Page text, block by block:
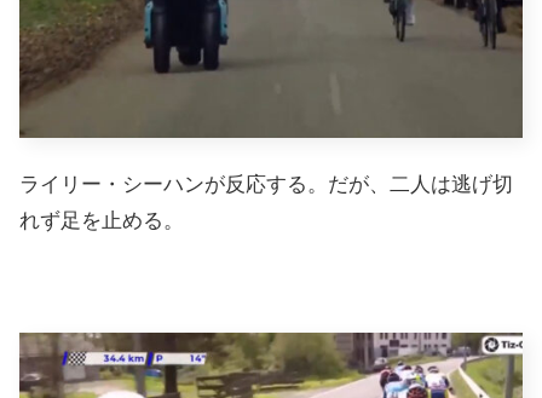
ライリー・シーハンが反応する。だが、二人は逃げ切
れず足を止める。